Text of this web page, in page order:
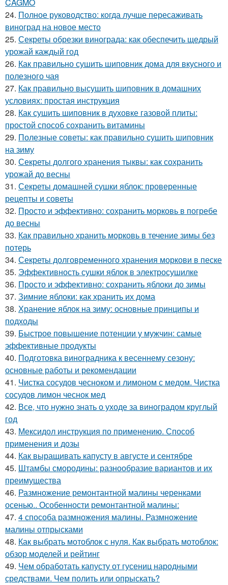
CAGMO
24. Полное руководство: когда лучше пересаживать
виноград на новое место
25. Секреты обрезки винограда: как обеспечить щедрый
урожай каждый год
26. Как правильно сушить шиповник дома для вкусного и
полезного чая
27. Как правильно высушить шиповник в домашних
условиях: простая инструкция
28. Как сушить шиповник в духовке газовой плиты:
простой способ сохранить витамины
29. Полезные советы: как правильно сушить шиповник
на зиму
30. Секреты долгого хранения тыквы: как сохранить
урожай до весны
31. Секреты домашней сушки яблок: проверенные
рецепты и советы
32. Просто и эффективно: сохранить морковь в погребе
до весны
33. Как правильно хранить морковь в течение зимы без
потерь
34. Секреты долговременного хранения моркови в песке
35. Эффективность сушки яблок в электросушилке
36. Просто и эффективно: сохранить яблоки до зимы
37. Зимние яблоки: как хранить их дома
38. Хранение яблок на зиму: основные принципы и
подходы
39. Быстрое повышение потенции у мужчин: самые
эффективные продукты
40. Подготовка виноградника к весеннему сезону:
основные работы и рекомендации
41. Чистка сосудов чесноком и лимоном с медом. Чистка
сосудов лимон чеснок мед
42. Все, что нужно знать о уходе за виноградом круглый
год
43. Мексидол инструкция по применению. Способ
применения и дозы
44. Как выращивать капусту в августе и сентябре
45. Штамбы смородины: разнообразие вариантов и их
преимущества
46. Размножение ремонтантной малины черенками
осенью.. Особенности ремонтантной малины:
47. 4 способа размножения малины. Размножение
малины отпрысками
48. Как выбрать мотоблок с нуля. Как выбрать мотоблок:
обзор моделей и рейтинг
49. Чем обработать капусту от гусениц народными
средствами. Чем полить или опрыскать?